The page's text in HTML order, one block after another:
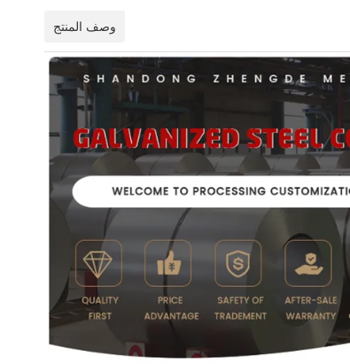
وصف المنتج